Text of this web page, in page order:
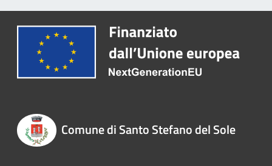
Comune di Santo Stefano del Sole